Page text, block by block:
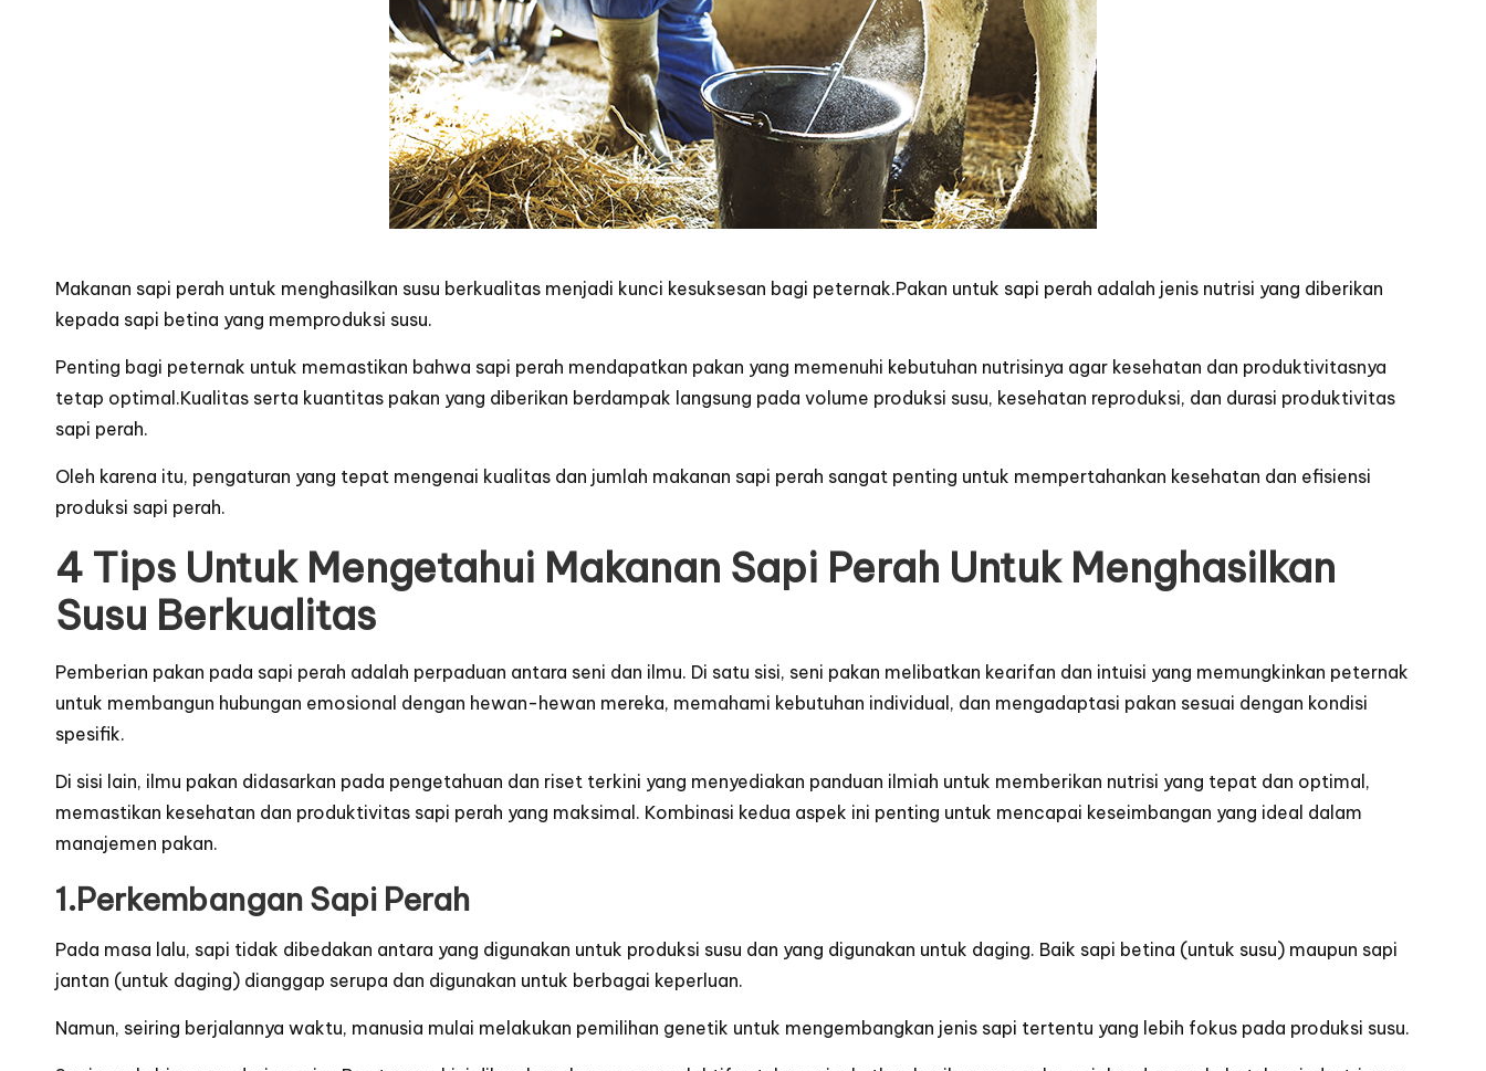
Makanan sapi perah untuk menghasilkan susu berkualitas menjadi kunci kesuksesan bagi peternak.Pakan untuk sapi perah adalah jenis nutrisi yang diberikan
kepada sapi betina yang memproduksi susu.
Penting bagi peternak untuk memastikan bahwa sapi perah mendapatkan pakan yang memenuhi kebutuhan nutrisinya agar kesehatan dan produktivitasnya
tetap optimal.Kualitas serta kuantitas pakan yang diberikan berdampak langsung pada volume produksi susu, kesehatan reproduksi, dan durasi produktivitas
sapi perah.
Oleh karena itu, pengaturan yang tepat mengenai kualitas dan jumlah makanan sapi perah sangat penting untuk mempertahankan kesehatan dan efisiensi
produksi sapi perah.
4 Tips Untuk Mengetahui Makanan Sapi Perah Untuk Menghasilkan
Susu Berkualitas
Pemberian pakan pada sapi perah adalah perpaduan antara seni dan ilmu. Di satu sisi, seni pakan melibatkan kearifan dan intuisi yang memungkinkan peternak
untuk membangun hubungan emosional dengan hewan-hewan mereka, memahami kebutuhan individual, dan mengadaptasi pakan sesuai dengan kondisi
spesifik.
Di sisi lain, ilmu pakan didasarkan pada pengetahuan dan riset terkini yang menyediakan panduan ilmiah untuk memberikan nutrisi yang tepat dan optimal,
memastikan kesehatan dan produktivitas sapi perah yang maksimal. Kombinasi kedua aspek ini penting untuk mencapai keseimbangan yang ideal dalam
manajemen pakan.
1.Perkembangan Sapi Perah
Pada masa lalu, sapi tidak dibedakan antara yang digunakan untuk produksi susu dan yang digunakan untuk daging. Baik sapi betina (untuk susu) maupun sapi
jantan (untuk daging) dianggap serupa dan digunakan untuk berbagai keperluan.
Namun, seiring berjalannya waktu, manusia mulai melakukan pemilihan genetik untuk mengembangkan jenis sapi tertentu yang lebih fokus pada produksi susu.